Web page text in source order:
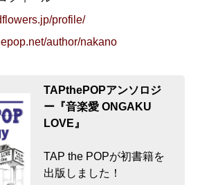
profile/
author/nakano
TAPthePOPアンソロジ
ー『音楽愛 ONGAKU
LOVE』
TAP the POPが初書籍を
出版しました！